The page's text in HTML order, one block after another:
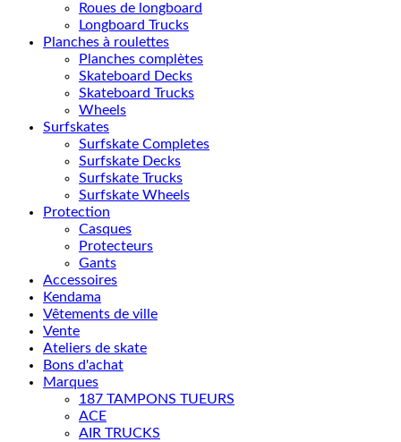
Roues de longboard
Longboard Trucks
Planches à roulettes
Planches complètes
Skateboard Decks
Skateboard Trucks
Wheels
Surfskates
Surfskate Completes
Surfskate Decks
Surfskate Trucks
Surfskate Wheels
Protection
Casques
Protecteurs
Gants
Accessoires
Kendama
Vêtements de ville
Vente
Ateliers de skate
Bons d'achat
Marques
187 TAMPONS TUEURS
ACE
AIR TRUCKS